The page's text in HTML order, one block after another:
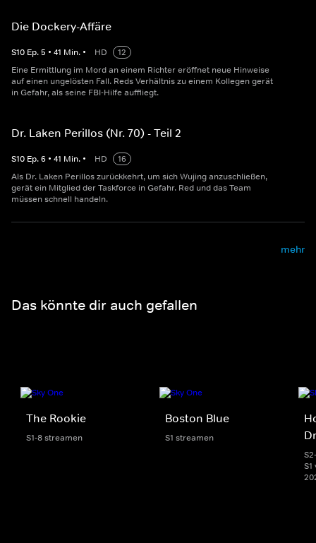
Die Dockery-Affäre
S10 Ep.5 • 41 Min. • HD
12
Eine Ermittlung im Mord an einem Richter eröffnet neue Hinweise
auf einen ungelösten Fall. Reds Verhältnis zu einem Kollegen gerät
in Gefahr, als seine FBI-Hilfe auffliegt.
Dr. Laken Perillos (Nr. 70) - Teil 2
S10 Ep.6 • 41 Min. • HD
16
Als Dr. Laken Perillos zurückkehrt, um sich Wujing anzuschließen,
gerät ein Mitglied der Taskforce in Gefahr. Red und das Team
müssen schnell handeln.
mehr
Das könnte dir auch gefallen
The Rookie
S1-8 streamen
Boston Blue
S1 streamen